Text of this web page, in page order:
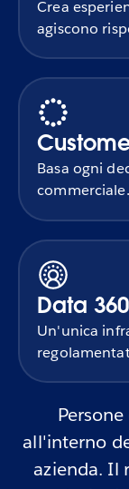
Crea
agiscono
Basa ogni
commerciale.
Data 360
Un'unica
Persone
all'interno
azienda. Il